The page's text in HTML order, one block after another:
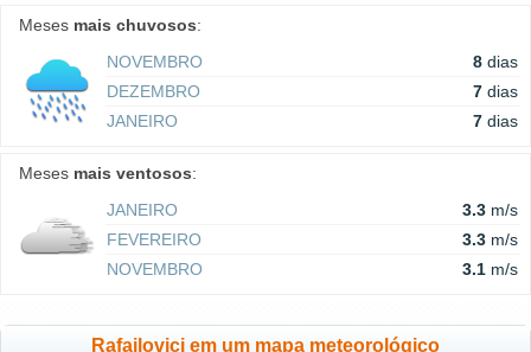
Meses mais chuvosos:
NOVEMBRO
8 dias
DEZEMBRO
7 dias
JANEIRO
7 dias
Meses mais ventosos:
JANEIRO
3.3 m/s
FEVEREIRO
3.3 m/s
NOVEMBRO
3.1 m/s
Rafailovici em um mapa meteorológico